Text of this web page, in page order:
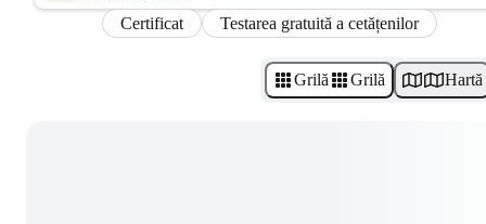
Certificat
Testarea gratuită a cetățenilor
Grilă Grilă Hartă